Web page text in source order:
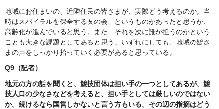
地域にお住まいの、近隣住民の皆さまが、実際どう考えるのか。当
時はスパイラルを保全する友の会、というものがあったと思うが、
高齢化が進んでいると思う。また、それを次に誰が担うのかという
ことも大きな課題としてあると思う。いずれにしても、地域の皆さ
まの声をしっかり拾っていく必要があると思っている。
Q9（記者）
地元の方の話を聞くと、競技団体は担い手の一つとしてあるが、競
技人口の少なさなどを考えると、担い手としては厳しいのではない
か。続けるなら国営しかないと言う方もいる。その辺の指摘はどう